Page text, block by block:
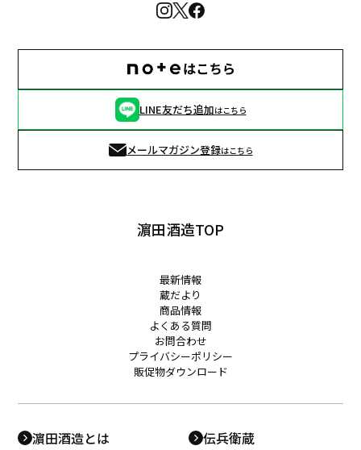
LINE友だち追加はこちら
メールマガジン登録はこちら
濵田酒造TOP
最新情報
蔵だより
商品情報
よくある質問
お問合わせ
プライバシーポリシー
販促物ダウンロード
濵田酒造とは
伝兵衛蔵